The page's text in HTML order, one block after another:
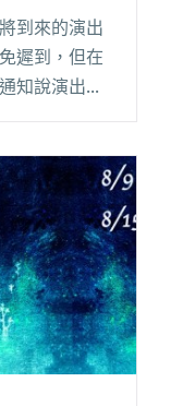
到來的演出
遲到，但在
知說演出取
哲今晚演出
迷強烈反